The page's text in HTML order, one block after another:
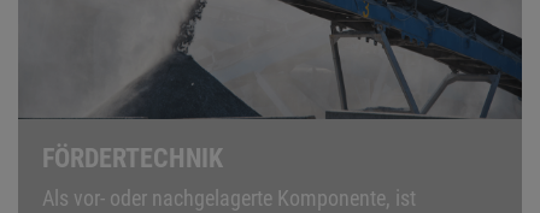
FÖRDERTECHNIK
Als vor- oder nachgelagerte Komponente, ist